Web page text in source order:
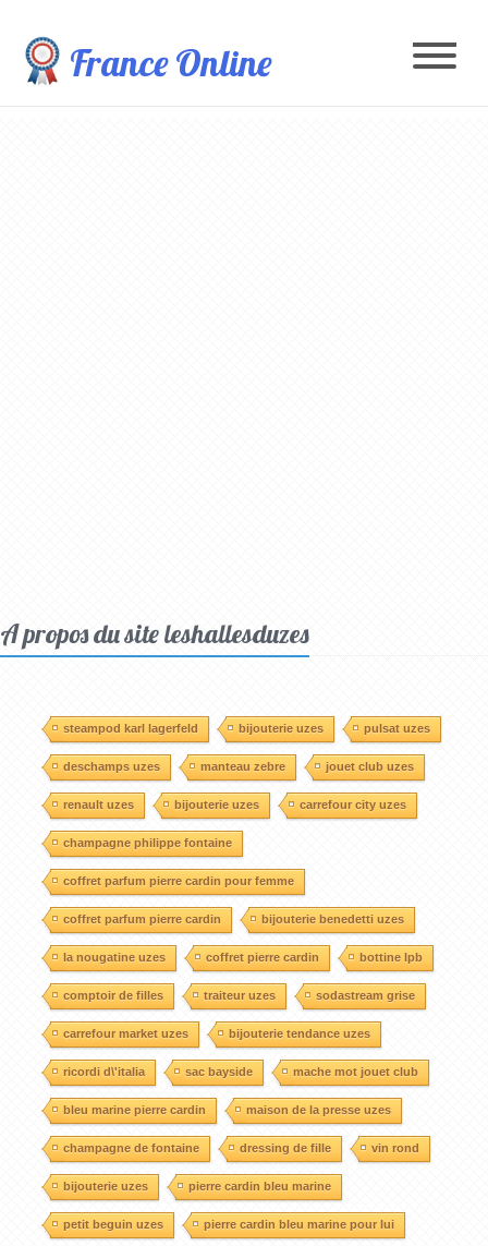
France Online
A propos du site leshallesduzes
steampod karl lagerfeld bijouterie uzes pulsat uzes
deschamps uzes manteau zebre jouet club uzes
renault uzes bijouterie uzes carrefour city uzes
champagne philippe fontaine
coffret parfum pierre cardin pour femme
coffret parfum pierre cardin bijouterie benedetti uzes
la nougatine uzes coffret pierre cardin bottine lpb
comptoir de filles traiteur uzes sodastream grise
carrefour market uzes bijouterie tendance uzes
ricordi d\'italia sac bayside mache mot jouet club
bleu marine pierre cardin maison de la presse uzes
champagne de fontaine dressing de fille vin rond
bijouterie uzes pierre cardin bleu marine
petit beguin uzes pierre cardin bleu marine pour lui